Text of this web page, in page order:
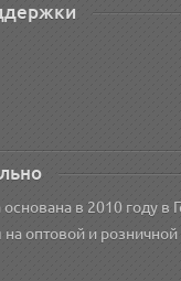
в 2010 году в
на оптовой и